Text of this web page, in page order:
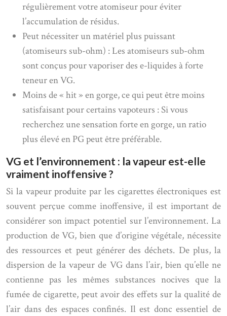
régulièrement votre atomiseur pour éviter
l’accumulation de résidus.
Peut nécessiter un matériel plus puissant
(atomiseurs sub-ohm) : Les atomiseurs sub-ohm
sont conçus pour vaporiser des e-liquides à forte
teneur en VG.
Moins de « hit » en gorge, ce qui peut être moins
satisfaisant pour certains vapoteurs : Si vous
recherchez une sensation forte en gorge, un ratio
plus élevé en PG peut être préférable.
VG et l’environnement : la vapeur est-elle
vraiment inoffensive ?
Si la vapeur produite par les cigarettes électroniques est
souvent perçue comme inoffensive, il est important de
considérer son impact potentiel sur l’environnement. La
production de VG, bien que d’origine végétale, nécessite
des ressources et peut générer des déchets. De plus, la
dispersion de la vapeur de VG dans l’air, bien qu’elle ne
contienne pas les mêmes substances nocives que la
fumée de cigarette, peut avoir des effets sur la qualité de
l’air dans des espaces confinés. Il est donc essentiel de